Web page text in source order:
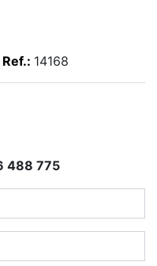
14168
488 775